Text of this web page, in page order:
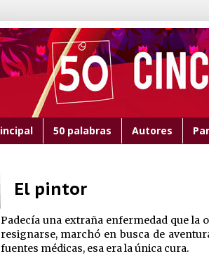
50 palabras Autores
El pintor
Padecía una extraña enfermedad que la
resignarse, marchó en busca de
fuentes médicas, esa era la única cura.